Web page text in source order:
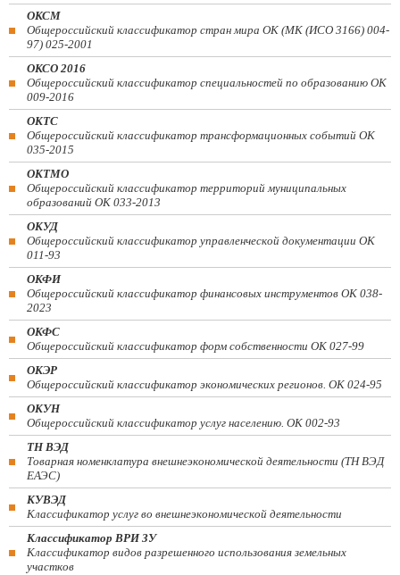
ОКСМ
Общероссийский классификатор стран мира ОК (МК (ИСО 3166) 004-
97) 025-2001
ОКСО 2016
Общероссийский классификатор специальностей по образованию ОК
009-2016
ОКТС
Общероссийский классификатор трансформационных событий ОК
035-2015
ОКТМО
Общероссийский классификатор территорий муниципальных
образований ОК 033-2013
ОКУД
Общероссийский классификатор управленческой документации ОК
011-93
ОКФИ
Общероссийский классификатор финансовых инструментов OK 038-
2023
ОКФС
Общероссийский классификатор форм собственности ОК 027-99
ОКЭР
Общероссийский классификатор экономических регионов. ОК 024-95
ОКУН
Общероссийский классификатор услуг населению. ОК 002-93
ТН ВЭД
Товарная номенклатура внешнеэкономической деятельности (ТН ВЭД
ЕАЭС)
КУВЭД
Классификатор услуг во внешнеэкономической деятельности
Классификатор ВРИ ЗУ
Классификатор видов разрешенного использования земельных
участков